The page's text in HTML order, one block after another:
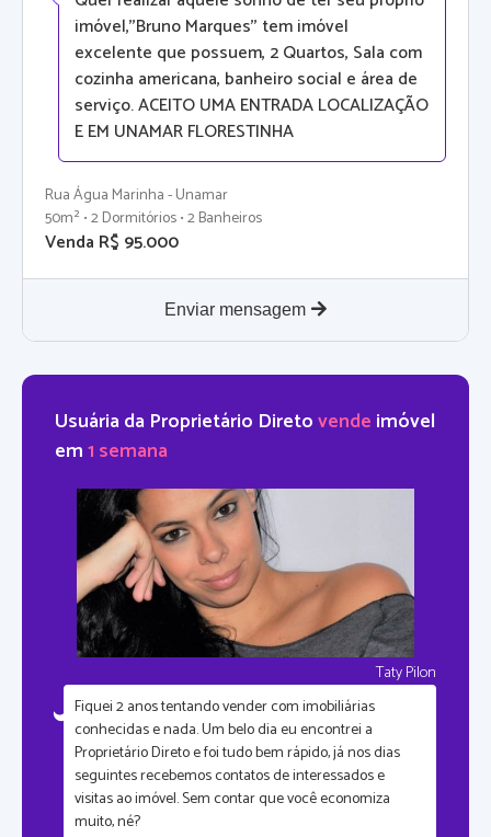
imóvel,''Bruno Marques'' tem imóvel
excelente que possuem, 2 Quartos, Sala com
cozinha americana, banheiro social e área de
serviço. ACEITO UMA ENTRADA LOCALIZAÇÃO
E EM UNAMAR FLORESTINHA
Rua Água Marinha - Unamar
50m² • 2 Dormitórios • 2 Banheiros
Venda R$ 95.000
Enviar mensagem
Usuária da Proprietário Diretovende imóvel
em1 semana
Taty Pilon
Fiquei2 anos tentando vender com imobiliárias
conhecidase nada. Um belo dia eu encontrei a
Proprietário Direto e foi tudo bem rápido, já nos dias
seguintes recebemos contatos de interessados e
visitas ao imóvel. Sem contar quevocê economiza
muito, né?